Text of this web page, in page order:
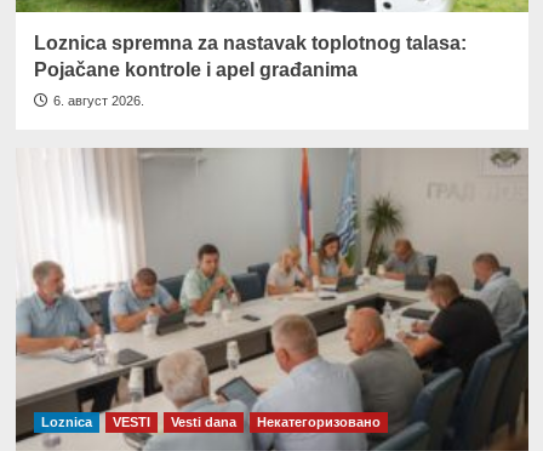
Loznica spremna za nastavak toplotnog talasa:
Pojačane kontrole i apel građanima
6. август 2026.
Loznica VESTI Vesti dana Некатегоризовано